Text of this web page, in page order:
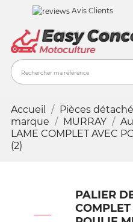
Avis Clients
Accueil Pièces
marque
MURRAY
LAME COMPLET AVEC
(2)
PALIER